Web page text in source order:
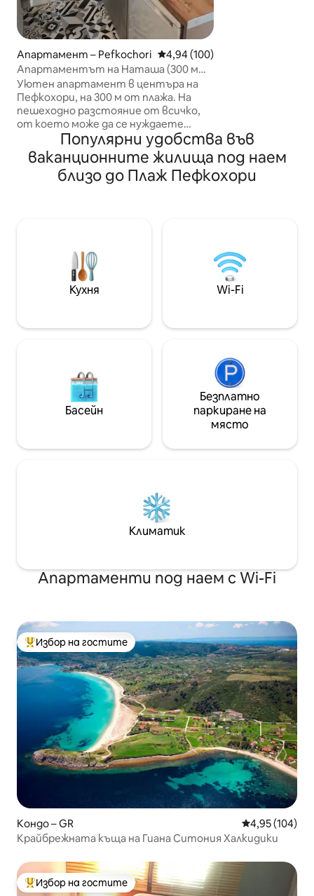
Апартамент – Pefkochori Средна оценка: 4,94 от 5,
4,94 (100)
Апартаментът на Наташа (300 м
от плажа)
Уютен апартамент в центъра на
Пефкохори, на 300 м от плажа. На
пешеходно разстояние от всичко,
от което може да се нуждаете
(автобусна спирка, супермаркет,
кафе, ресторант, кола/велосипед
под наем, бар и т.н.) В апартамента
ще намерите кафемашина, бойлер,
на Министерството на
здравеопазването, за да се
предпазят всички от COVID -19.
хидромасажни
вилата: 186 м2
Популярни удобства във
ваканционните жилища под наем
близо до Плаж Пефкохори
Кухня Wi-Fi
Басейн
Безплатно
паркиране на
място
Климатик
Апартаменти под наем с Wi-Fi
Най-популярен избор на гостите
Избор на гостите
Кондо – GR Средна
4,95 (104)
Крайбрежната къща на Гиана Ситония Халкидики
Най-популярен избор на гостите
Избор на гостите